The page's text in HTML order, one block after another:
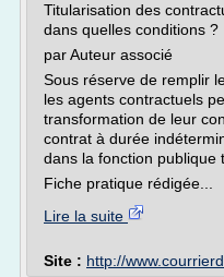
Titularisation des
dans quelles conditions ?
par Auteur associé
Sous réserve de remplir
les agents contractuels
transformation de leur
contrat à durée
dans la fonction publique
Fiche pratique rédigée...
Lire la suite
Site : http://